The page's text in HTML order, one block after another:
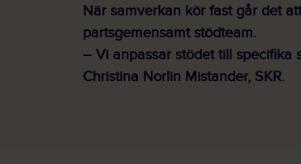
När samverkan kör fast går det
partsgemensamt stödteam.
– Vi anpassar stödet till specifika
Christina Norlin Mistander, SKR.